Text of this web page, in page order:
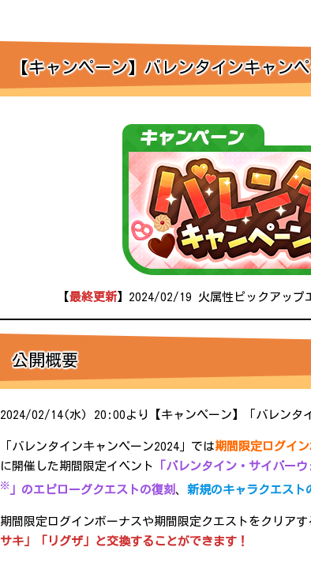
【キャンペーン】バレンタインキャン
【最終更新】2024/02/19 火属性ピックアップ
公開概要
2024/02/14(水) 20:00より【キャンペーン】「バレンタ
「バレンタインキャンペーン2024」では期間限定ログイ
に開催した期間限定イベント
「バレンタイン・サイバー
※ 」のエピローグクエストの復刻 、 新規のキャラクエスト
期間限定ログインボーナスや期間限定クエストをクリアす
サキ」「リグザ」と交換することができます！